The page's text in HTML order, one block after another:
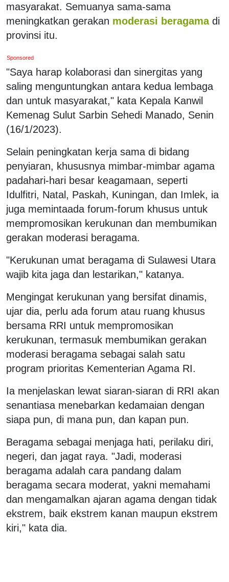
masyarakat. Semuanya sama-sama
meningkatkan gerakan moderasi beragama di
provinsi itu.
Sponsored
"Saya harap kolaborasi dan sinergitas yang
saling menguntungkan antara kedua lembaga
dan untuk masyarakat," kata Kepala Kanwil
Kemenag Sulut Sarbin Sehedi Manado, Senin
(16/1/2023).
Selain peningkatan kerja sama di bidang
penyiaran, khususnya mimbar-mimbar agama
padahari-hari besar keagamaan, seperti
Idulfitri, Natal, Paskah, Kuningan, dan Imlek, ia
juga memintaada forum-forum khusus untuk
mempromosikan kerukunan dan membumikan
gerakan moderasi beragama.
"Kerukunan umat beragama di Sulawesi Utara
wajib kita jaga dan lestarikan," katanya.
Mengingat kerukunan yang bersifat dinamis,
ujar dia, perlu ada forum atau ruang khusus
bersama RRI untuk mempromosikan
kerukunan, termasuk membumikan gerakan
moderasi beragama sebagai salah satu
program prioritas Kementerian Agama RI.
Ia menjelaskan lewat siaran-siaran di RRI akan
senantiasa menebarkan kedamaian dengan
siapa pun, di mana pun, dan kapan pun.
Beragama sebagai menjaga hati, perilaku diri,
negeri, dan jagat raya. "Jadi, moderasi
beragama adalah cara pandang dalam
beragama secara moderat, yakni memahami
dan mengamalkan ajaran agama dengan tidak
ekstrem, baik ekstrem kanan maupun ekstrem
kiri," kata dia.